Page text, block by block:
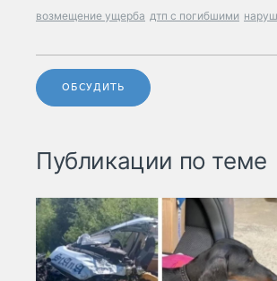
возмещение ущерба дтп с погибшими
ОБСУДИТЬ
Публикации по теме